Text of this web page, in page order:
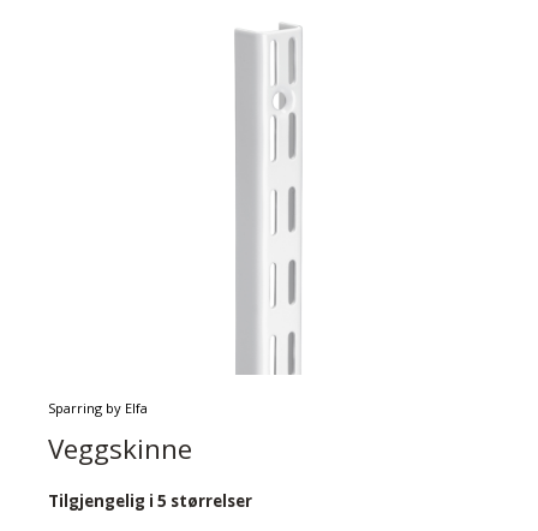
Sparring by Elfa
Veggskinne
Tilgjengelig i 5 størrelser